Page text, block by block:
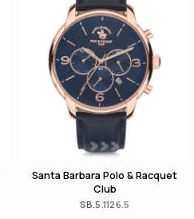
Santa Barbara Polo & Racquet
Club
SB.5.1126.5